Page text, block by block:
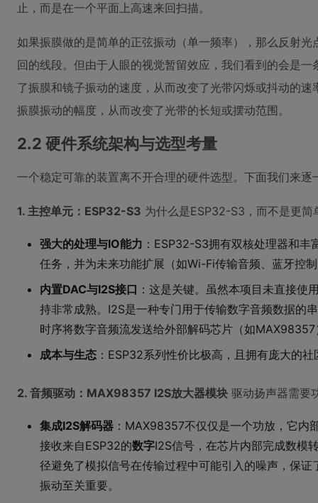
止，而是在一个平面上高速来回扫描。
如果振膜做的是简单的正弦振动（单一频率），那么反射
回的线段。但由于人眼的视觉暂留效应，我们看到的会是一
了振膜和镜子振动的速度，从而改变了光带闪烁或抖动的
振膜振动的幅度，从而改变了光带的长短或摆动范围。
2.2 硬件系统架构与选型考量
一个稳定可靠的装置离不开合理的硬件选型。下面我们来
1. 主控单元：ESP32-S3 为什么是ESP32-S3，而不是更
强大的处理与IO能力 ：ESP32-S3拥有双核处理器和
任务，并为未来功能扩展（如Wi-Fi传输音频、蓝牙控
内置DAC与I2S接口 ：这是关键。虽然本项目未直接使
持非常成熟。I2S是一种专门用于传输数字音频数据的
时序将数字音频流发送给外部解码芯片（如
成本与生态 ：ESP32系列性价比极高，且拥有庞大的
2. 音频驱动：MAX98357 I2S放大器模块 驱动扬声器需要
集成I2S解码器 ：MAX98357不仅仅是一个功放，它内
接收来自ESP32的数字I2S信号，在芯片内部完成数模
径避免了模拟信号在传输过程中可能引入的噪声，保
振动至关重要。